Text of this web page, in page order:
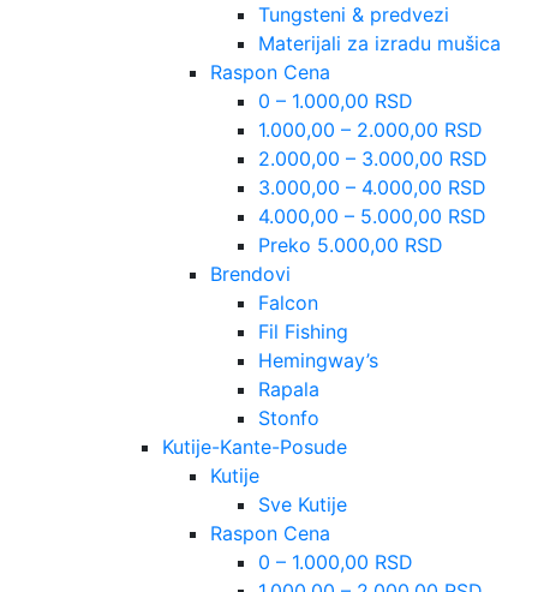
Tungsteni & predvezi
Materijali za izradu mušica
Raspon Cena
0 – 1.000,00 RSD
1.000,00 – 2.000,00 RSD
2.000,00 – 3.000,00 RSD
3.000,00 – 4.000,00 RSD
4.000,00 – 5.000,00 RSD
Preko 5.000,00 RSD
Brendovi
Falcon
Fil Fishing
Hemingway’s
Rapala
Stonfo
Kutije-Kante-Posude
Kutije
Sve Kutije
Raspon Cena
0 – 1.000,00 RSD